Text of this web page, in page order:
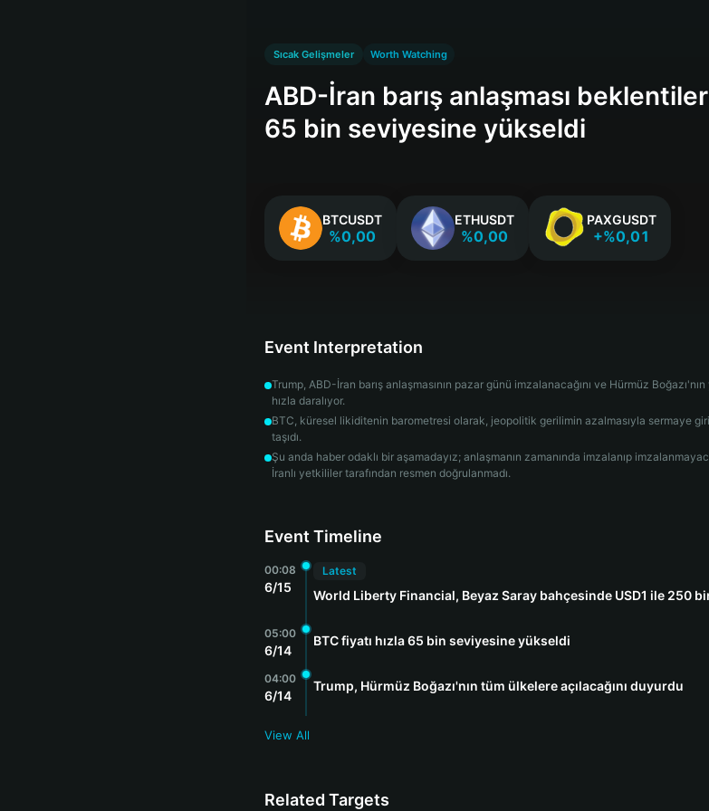
Sıcak Gelişmeler Worth Watching
ABD-İran barış anlaşması
65 bin seviyesine yükseldi
BTCUSDT
%0,00
ETHUSDT
%0,00
PAXGUSDT
+%0,01
Event Interpretation
Trump, ABD-İran barış anlaşmasının pazar günü imzalanacağını ve Hürmüz
hızla daralıyor.
BTC, küresel likiditenin barometresi olarak, jeopolitik gerilimin azalmasıyla sermaye
taşıdı.
Şu anda haber odaklı bir aşamadayız; anlaşmanın zamanında imzalanıp
İranlı yetkililer tarafından resmen doğrulanmadı.
Event Timeline
00:08
6/15
Latest
World Liberty Financial, Beyaz Saray bahçesinde USD1 ile 250
05:00
6/14
BTC fiyatı hızla 65 bin seviyesine yükseldi
04:00
6/14
Trump, Hürmüz Boğazı'nın tüm ülkelere açılacağını duyurdu
View All
Related Targets